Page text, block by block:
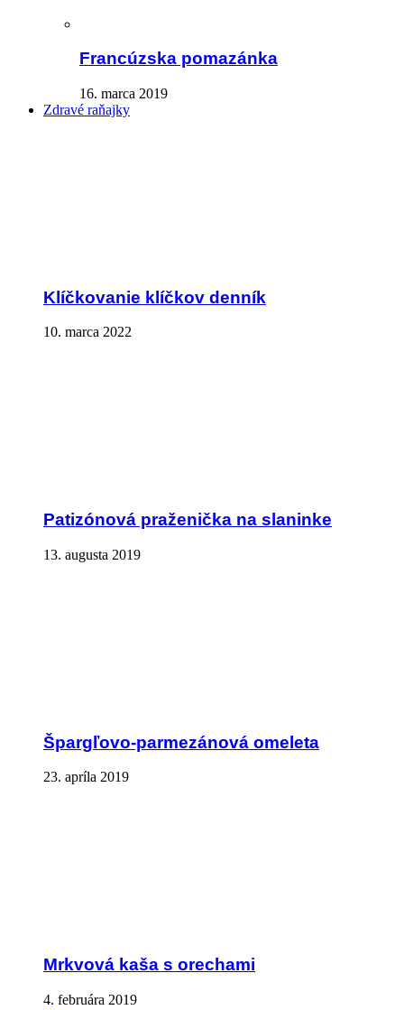
Francúzska pomazánka
16. marca 2019
Zdravé raňajky
Klíčkovanie klíčkov denník
10. marca 2022
Patizónová praženička na slaninke
13. augusta 2019
Špargľovo-parmezánová omeleta
23. apríla 2019
Mrkvová kaša s orechami
4. februára 2019